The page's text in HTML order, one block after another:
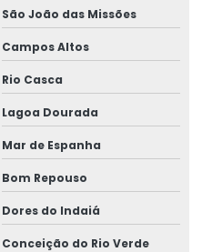
São João das Missões
Campos Altos
Rio Casca
Lagoa Dourada
Mar de Espanha
Bom Repouso
Dores do Indaiá
Conceição do Rio Verde